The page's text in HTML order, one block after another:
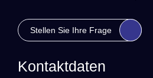
Stellen Sie Ihre Frage
Kontaktdaten